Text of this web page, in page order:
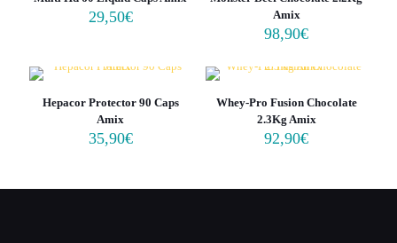
29,50€
Amix
98,90€
Hepacor Protector 90 Caps
Amix
35,90€
Whey-Pro Fusion Chocolate
2.3Kg Amix
92,90€